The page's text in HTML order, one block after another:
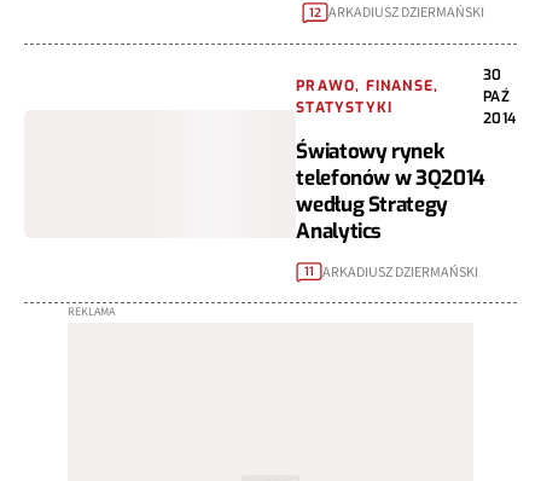
12 ARKADIUSZ DZIERMAŃSKI
PRAWO, FINANSE,
STATYSTYKI
30
PAŹ
2014
Światowy rynek
telefonów w 3Q2014
według Strategy
Analytics
11 ARKADIUSZ DZIERMAŃSKI